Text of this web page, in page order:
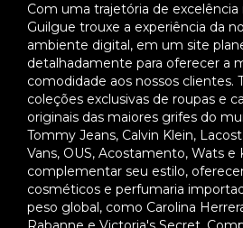
Com uma trajetória de
Guilgue trouxe a experiência da
ambiente digital, em um site
detalhadamente para oferecer a
comodidade aos nossos clientes.
coleções exclusivas de roupas e
originais das maiores grifes do
Tommy Jeans, Calvin Klein,
Vans, OUS, Acostamento, Wats e
complementar seu estilo,
cosméticos e perfumaria
peso global, como Carolina